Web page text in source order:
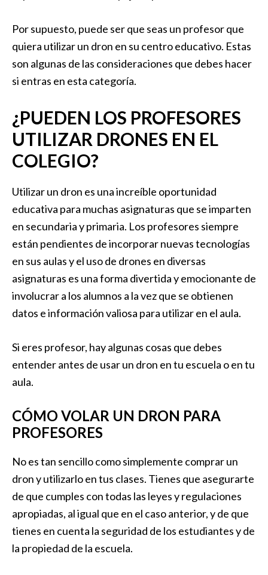
Por supuesto, puede ser que seas un profesor que
quiera utilizar un dron en su centro educativo. Estas
son algunas de las consideraciones que debes hacer
si entras en esta categoría.
¿PUEDEN LOS PROFESORES
UTILIZAR DRONES EN EL
COLEGIO?
Utilizar un dron es una increíble oportunidad
educativa para muchas asignaturas que se imparten
en secundaria y primaria. Los profesores siempre
están pendientes de incorporar nuevas tecnologías
en sus aulas y el uso de drones en diversas
asignaturas es una forma divertida y emocionante de
involucrar a los alumnos a la vez que se obtienen
datos e información valiosa para utilizar en el aula.
Si eres profesor, hay algunas cosas que debes
entender antes de usar un dron en tu escuela o en tu
aula.
CÓMO VOLAR UN DRON PARA
PROFESORES
No es tan sencillo como simplemente comprar un
dron y utilizarlo en tus clases. Tienes que asegurarte
de que cumples con todas las leyes y regulaciones
apropiadas, al igual que en el caso anterior, y de que
tienes en cuenta la seguridad de los estudiantes y de
la propiedad de la escuela.